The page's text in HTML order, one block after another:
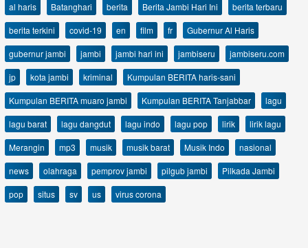
al haris Batanghari berita Berita Jambi Hari Ini
berita terbaru
berita terkini
covid-19 en film fr
Gubernur Al Haris
gubernur jambi
jambi jambi hari ini jambiseru
jambiseru.com
jp
kota jambi kriminal
Kumpulan BERITA haris-sani
Kumpulan BERITA muaro jambi
Kumpulan BERITA Tanjabbar
lagu
lagu barat
lagu dangdut lagu indo lagu pop lirik
lirik lagu
Merangin
mp3 musik musik barat Musik Indo
nasional
news
olahraga pemprov jambi pilgub jambi
Pilkada Jambi
pop
situs sv us virus corona